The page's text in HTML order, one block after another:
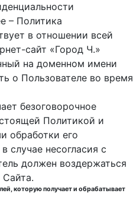
– Политика
в отношении всей
сайт «Город Ч.»
на доменном имени
о Пользователе во время
безоговорочное
Политикой и
обработки его
случае несогласия с
должен воздержаться
Сайта.
которую получает и обрабатывает